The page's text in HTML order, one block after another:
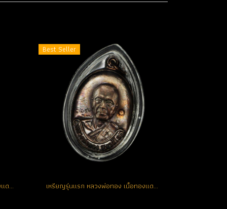
เหรียญรุ่นแรก หลวงพ่อทอง เนื้อทองแดงรมดำ โค้ด K หมายเลข 1971 ตอกพิเศษอีก 5 โค้ด (ขายแล้ว)
Best Seller
เหรียญรุ่นแรก หลวงพ่อทอง เนื้อทองแดงรมดำ โค้ด K หมายเลข 3651 ตอกพิเศษอีก 5 โค้ด (ขายแล้ว)